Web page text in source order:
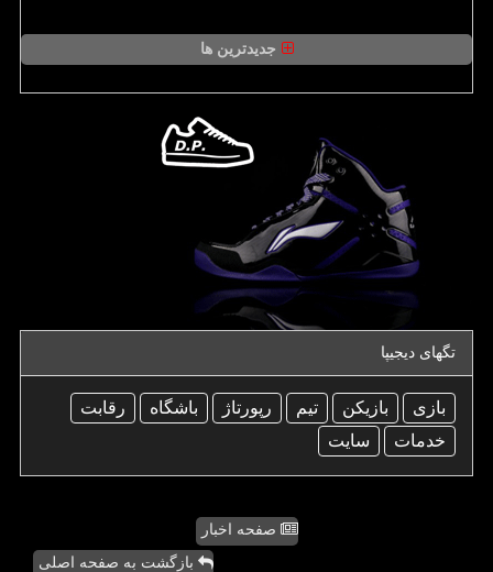
جدیدترین ها
تگهای دیجیپا
بازی بازیكن تیم رپورتاژ باشگاه
رقابت
خدمات
سایت
صفحه اخبار
بازگشت به صفحه اصلی